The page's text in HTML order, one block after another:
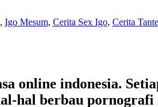
, Igo Mesum, Cerita Sex Igo, Cerita Tante
online indonesia.
hal berbau pornografi